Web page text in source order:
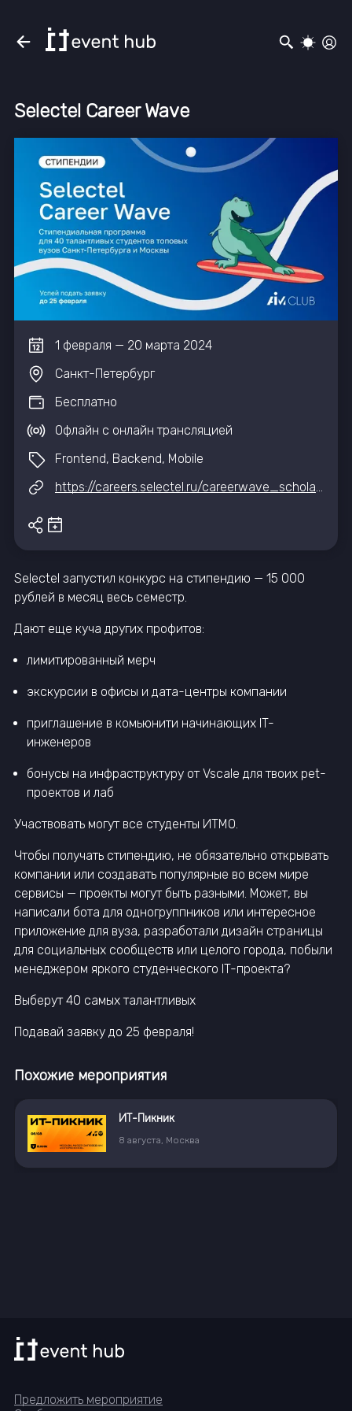
Selectel Career Wave
1 февраля — 20 марта 2024
Санкт-Петербург
Бесплатно
Офлайн с онлайн трансляцией
Frontend, Backend, Mobile
https://careers.selectel.ru/careerwave_scholarship
Selectel запустил конкурс на стипендию — 15 000
рублей в месяц весь семестр.
Дают еще куча других профитов:
лимитированный мерч
экскурсии в офисы и дата-центры компании
приглашение в комьюнити начинающих IT-
инженеров
бонусы на инфраструктуру от Vscale для твоих pet-
проектов и лаб
Участвовать могут все студенты ИТМО.
Чтобы получать стипендию, не обязательно открывать
компании или создавать популярные во всем мире
сервисы — проекты могут быть разными. Может, вы
написали бота для одногруппников или интересное
приложение для вуза, разработали дизайн страницы
для социальных сообществ или целого города, побыли
менеджером яркого студенческого IT-проекта?
Выберут 40 самых талантливых
Подавай заявку до 25 февраля!
Похожие мероприятия
10 сентября
Предложить мероприятие